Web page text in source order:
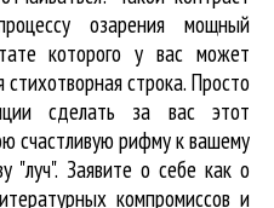
озарения мощный
которого у вас может
строка. Просто
сделать за вас этот
счастливую рифму к вашему
"луч". Заявите о себе как о
компромиссов и